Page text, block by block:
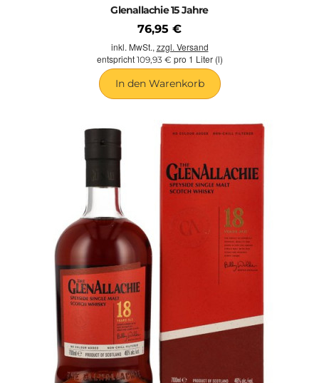
Glenallachie 15 Jahre
76,95 €
inkl. MwSt.,zzgl. Versand
entspricht 109,93 € pro 1 Liter (l)
In den Warenkorb